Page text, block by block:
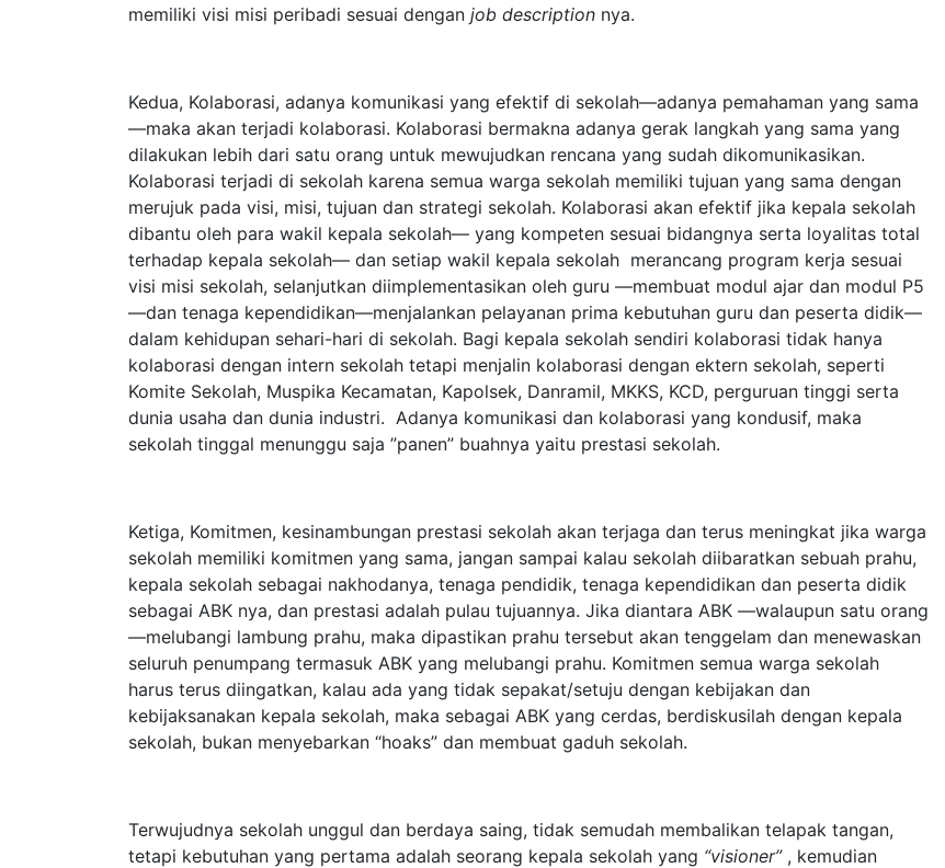
memiliki visi misi peribadi sesuai dengan job description nya.
Kedua, Kolaborasi, adanya komunikasi yang efektif di sekolah—adanya pemahaman yang sama
—maka akan terjadi kolaborasi. Kolaborasi bermakna adanya gerak langkah yang sama yang
dilakukan lebih dari satu orang untuk mewujudkan rencana yang sudah dikomunikasikan.
Kolaborasi terjadi di sekolah karena semua warga sekolah memiliki tujuan yang sama dengan
merujuk pada visi, misi, tujuan dan strategi sekolah. Kolaborasi akan efektif jika kepala sekolah
dibantu oleh para wakil kepala sekolah— yang kompeten sesuai bidangnya serta loyalitas total
terhadap kepala sekolah— dan setiap wakil kepala sekolah merancang program kerja sesuai
visi misi sekolah, selanjutkan diimplementasikan oleh guru —membuat modul ajar dan modul P5
—dan tenaga kependidikan—menjalankan pelayanan prima kebutuhan guru dan peserta didik—
dalam kehidupan sehari-hari di sekolah. Bagi kepala sekolah sendiri kolaborasi tidak hanya
kolaborasi dengan intern sekolah tetapi menjalin kolaborasi dengan ektern sekolah, seperti
Komite Sekolah, Muspika Kecamatan, Kapolsek, Danramil, MKKS, KCD, perguruan tinggi serta
dunia usaha dan dunia industri. Adanya komunikasi dan kolaborasi yang kondusif, maka
sekolah tinggal menunggu saja ”panen” buahnya yaitu prestasi sekolah.
Ketiga, Komitmen, kesinambungan prestasi sekolah akan terjaga dan terus meningkat jika warga
sekolah memiliki komitmen yang sama, jangan sampai kalau sekolah diibaratkan sebuah prahu,
kepala sekolah sebagai nakhodanya, tenaga pendidik, tenaga kependidikan dan peserta didik
sebagai ABK nya, dan prestasi adalah pulau tujuannya. Jika diantara ABK —walaupun satu orang
—melubangi lambung prahu, maka dipastikan prahu tersebut akan tenggelam dan menewaskan
seluruh penumpang termasuk ABK yang melubangi prahu. Komitmen semua warga sekolah
harus terus diingatkan, kalau ada yang tidak sepakat/setuju dengan kebijakan dan
kebijaksanakan kepala sekolah, maka sebagai ABK yang cerdas, berdiskusilah dengan kepala
sekolah, bukan menyebarkan “hoaks” dan membuat gaduh sekolah.
Terwujudnya sekolah unggul dan berdaya saing, tidak semudah membalikan telapak tangan,
tetapi kebutuhan yang pertama adalah seorang kepala sekolah yang “visioner”, kemudian